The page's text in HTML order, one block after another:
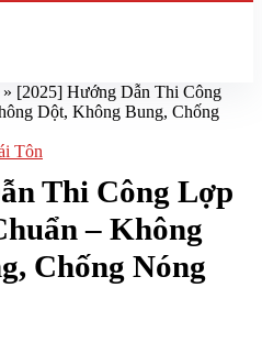
» [2025] Hướng Dẫn Thi Công
Dột, Không Bung, Chống
Tôn
Thi Công Lợp
– Không
Chống Nóng